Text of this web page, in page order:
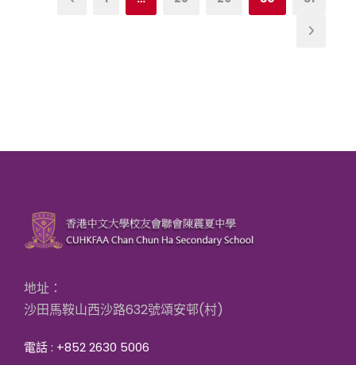
地址：
沙田馬鞍山西沙路632號頌安邨(村)
電話 : +852 2630 5006